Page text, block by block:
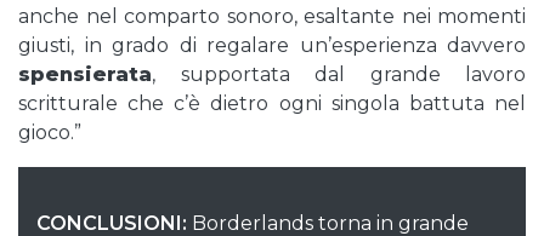
anche nel comparto sonoro, esaltante nei momenti
giusti, in grado di regalare un’esperienza davvero
spensierata, supportata dal grande lavoro
scritturale che c’è dietro ogni singola battuta nel
gioco.”
CONCLUSIONI: Borderlands torna in grande